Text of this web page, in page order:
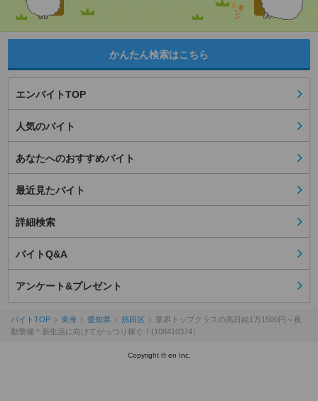
かんたん検索はこちら
エンバイトTOP
人気のバイト
あなたへのおすすめバイト
最近見たバイト
詳細検索
バイトQ&A
アンケート&プレゼント
バイトTOP 東海 愛知県 熱田区
業界トップクラスの高日給1万1500円～夜
勤警備＊新生活に向けてがっつり稼ぐ！(108410374）
Copyright © en Inc.